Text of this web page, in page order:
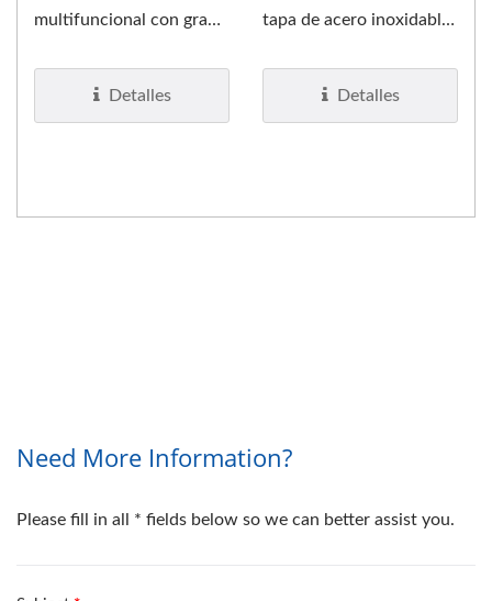
multifuncional con gran
Detalles
tapa de acero inoxidable
Detalles